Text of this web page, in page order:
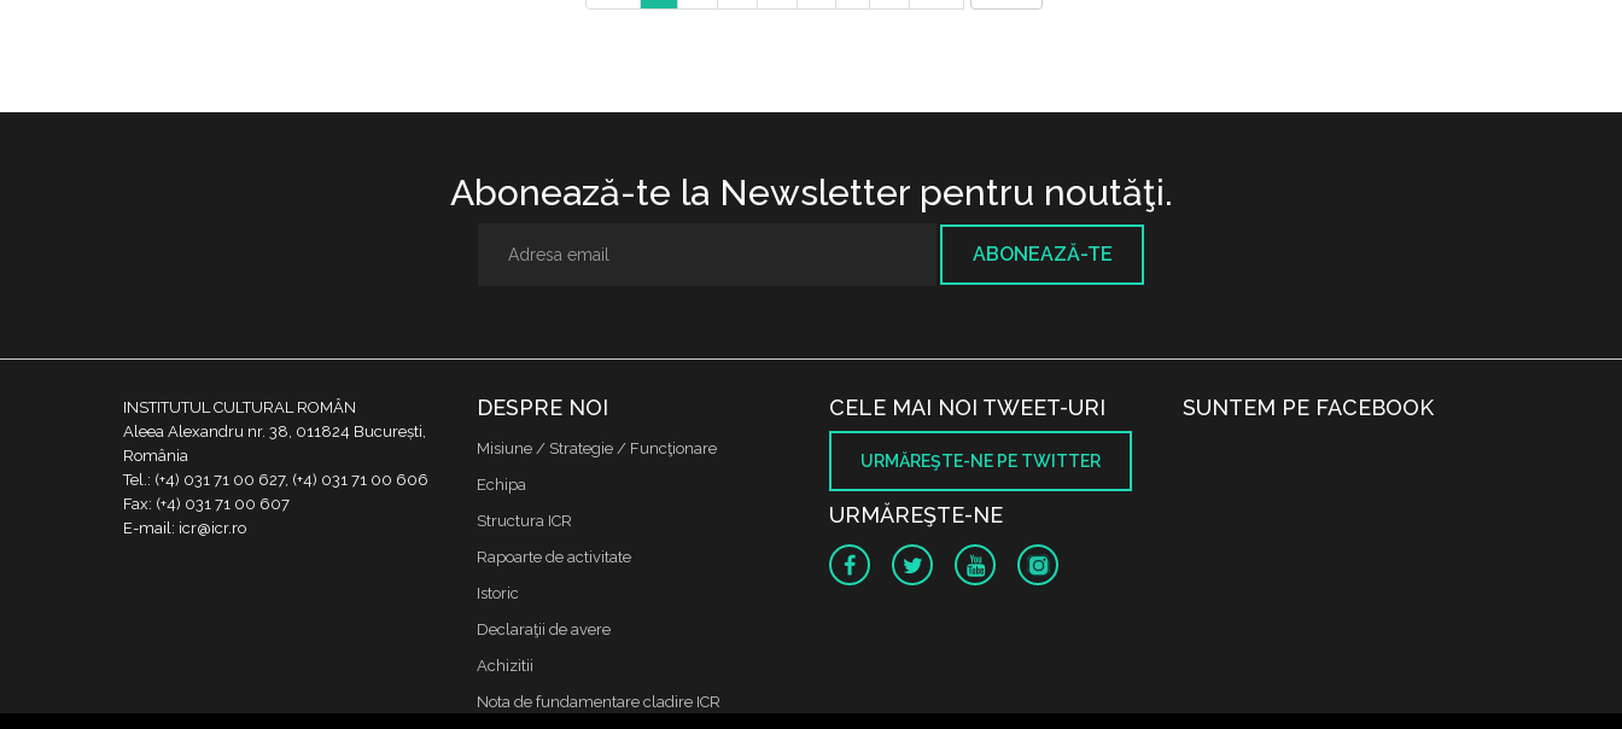
Abonează-te la Newsletter pentru noutăţi.
ABONEAZĂ-TE
INSTITUTUL CULTURAL ROMÂN
Aleea Alexandru nr. 38, 011824 București,
România
Tel.: (+4) 031 71 00 627, (+4) 031 71 00 606
Fax: (+4) 031 71 00 607
E-mail: icr@icr.ro
DESPRE NOI
Misiune / Strategie / Funcţionare
Echipa
Structura ICR
Rapoarte de activitate
Istoric
Declaraţii de avere
Achizitii
Nota de fundamentare cladire ICR
CELE MAI NOI TWEET-URI
URMĂREŞTE-NE PE TWITTER
URMĂREŞTE-NE
SUNTEM PE FACEBOOK